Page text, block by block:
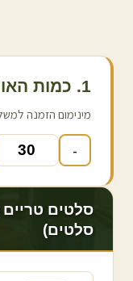
1. כמות האורחים שלכם
מינימום הזמנה
-
סלטים
סלטים)